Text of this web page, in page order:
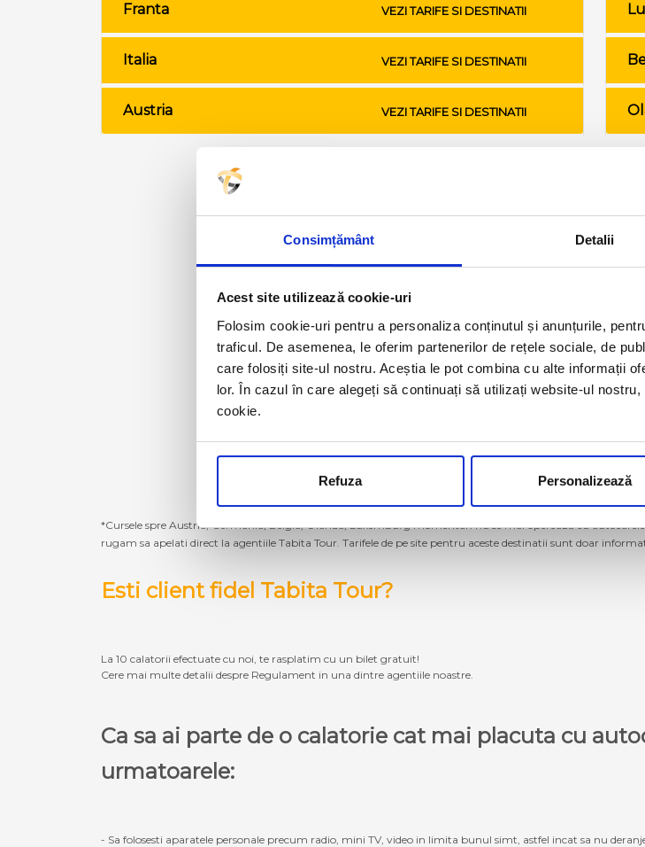
Consimțământ Detalii
Acest site utilizează cookie-uri
Folosim cookie-uri pentru a personaliza conținutul și anunțurile,
traficul. De asemenea, le oferim partenerilor de rețele sociale, de
care folosiți site-ul nostru. Aceștia le pot combina cu alte informații
lor. În cazul în care alegeți să continuați să utilizați website-ul
cookie.
Refuza Personalizează
Franta VEZI TARIFE SI DESTINATII
Italia VEZI TARIFE SI DESTINATII
Austria VEZI TARIFE SI DESTINATII
*Cursele spre Austria, Germania, Belgia, Olanda, Luxemburg momentan nu se mai operează cu
rugam sa apelati direct la agentiile Tabita Tour. Tarifele de pe site pentru aceste destinatii sunt doar
Esti client fidel Tabita Tour?
La 10 calatorii efectuate cu noi, te rasplatim cu un bilet gratuit!
Cere mai multe detalii despre Regulament in una dintre agentiile noastre.
Ca sa ai parte de o calatorie cat mai placuta cu
urmatoarele:
- Sa folosesti aparatele personale precum radio, mini TV, video in limita bunul simt, astfel incat sa nu